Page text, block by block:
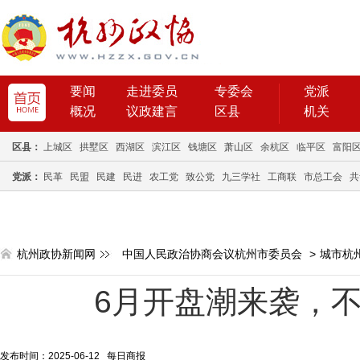
要闻 走进委员
专委会
概况
议政建言 区县
党派
机关
区县： 上城区 拱墅区 西湖区 滨江区 钱塘区 萧山区 余杭区 临平区 富阳
党派： 民革 民盟 民建 民进 农工党 致公党 九三学社 工商联 市总工会
杭州政协新闻网 中国人民政治协商会议杭州市委员会 > 城市杭
6月开盘潮来袭，
发布时间：2025-06-12 每日商报